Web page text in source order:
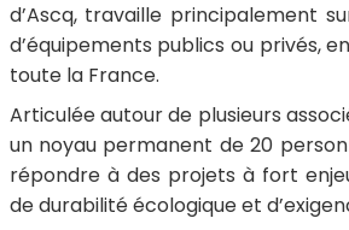
d’Ascq, travaille principalement
d’équipements publics ou privés,
toute la France.
Articulée autour de plusieurs
un noyau permanent de 20
répondre à des projets à fort
de durabilité écologique et